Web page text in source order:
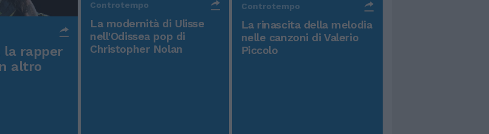
la rapper
altro
Controtempo
La modernità di Ulisse
nell'Odissea pop di
Christopher Nolan
Controtempo
La rinascita della melodia
nelle canzoni di Valerio
Piccolo